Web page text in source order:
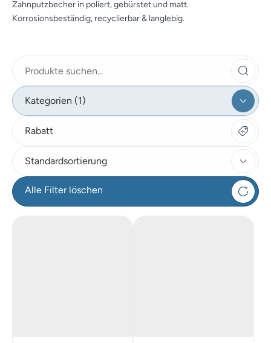
Zahnputzbecher in poliert, gebürstet und matt.
Korrosionsbeständig, recyclierbar & langlebig.
Kategorien (1)
Rabatt
Standardsortierung
Alle Filter löschen